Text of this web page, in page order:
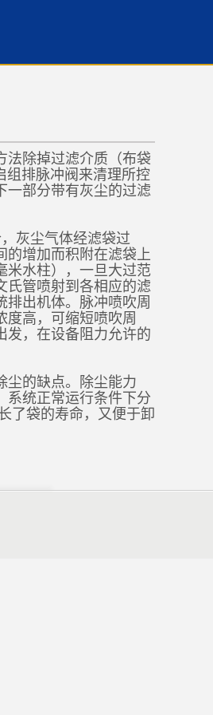
法除掉过滤介质（布袋
组排脉冲阀来清理所控
一部分带有灰尘的过滤
灰尘气体经滤袋过
的增加而积附在滤袋上
米水柱），一旦大过范
氏管喷射到各相应的滤
出机体。脉冲喷吹周
高，可缩短喷吹周
发，在设备阻力允许的
尘的缺点。除尘能力
系统正常运行条件下分
了袋的寿命，又便于卸